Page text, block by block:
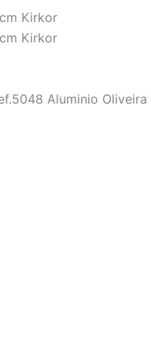
Kirkor
Kirkor
Aluminio Oliveira